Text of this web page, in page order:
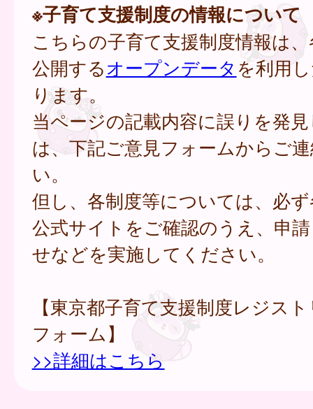
※子育て支援制度の情報について
こちらの子育て支援制度情報は
公開するオープンデータ を利用
ります。
当ページの記載内容に誤りを発
は、下記ご意見フォームからご
い。
但し、各制度等については、必
公式サイトをご確認のうえ、申
せなどを実施してください。
【東京都子育て支援制度レジス
フォーム】
>>詳細はこちら